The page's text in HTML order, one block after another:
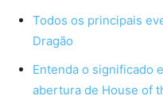
Todos os principais
Dragão
Entenda o significado
abertura de House of